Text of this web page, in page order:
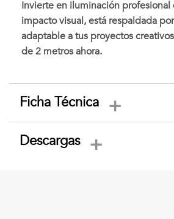
Invierte en iluminación profesional
impacto visual, está respaldada
adaptable a tus proyectos
de 2 metros ahora.
Ficha Técnica
Descargas